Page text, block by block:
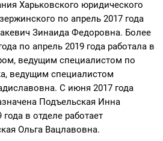
Харьковского юридического
по апрель 2017 года
Зинаида Федоровна. Более
по апрель 2019 года работала в
ведущим специалистом по
ведущим специалистом
С июня 2017 года
Подъельская Инна
в отделе работает
Ольга Вацлавовна.